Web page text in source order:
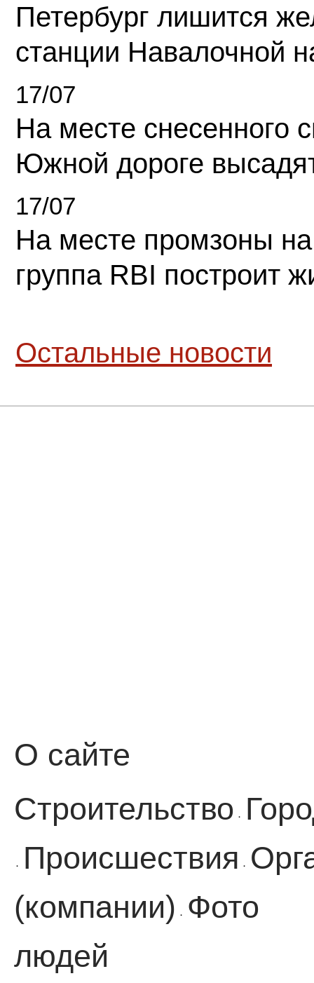
Петербург лишится
станции Навалочной
17/07
На месте снесенного
Южной дороге
17/07
На месте промзоны
группа RBI построит
Остальные новости
О сайте
Строительство ·
· Происшествия ·
(компании)
·
Фото
людей